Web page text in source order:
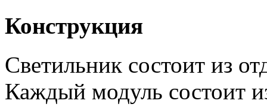
Конструкция
Светильник состоит из
Каждый модуль состоит